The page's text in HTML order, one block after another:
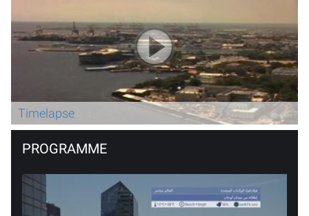
Timelapse
PROGRAMME